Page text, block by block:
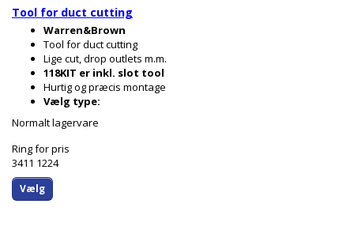
Tool for duct cutting
Warren&Brown
Tool for duct cutting
Lige cut, drop outlets m.m.
118KIT er inkl. slot tool
Hurtig og præcis montage
Vælg type:
Normalt lagervare
Ring for pris
3411 1224
Vælg